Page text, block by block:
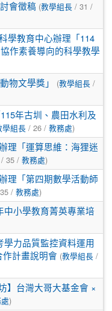
會徵稿 (教學組長 / 31 /
學教育中心辦理「114
作素養導向的科學教學
物文學獎」 (教學組長 /
年古圳、農田水利及
學組長 / 26 / 教務處)
理「運算思維：海狸迷
/ 35 / 教務處)
理「第四期數學活動師
/ 教務處)
中小學教育菁英專業培
學力品質監控資料運用
作計畫說明會 (教學組長 /
】台灣大哥大基金會 ×
)